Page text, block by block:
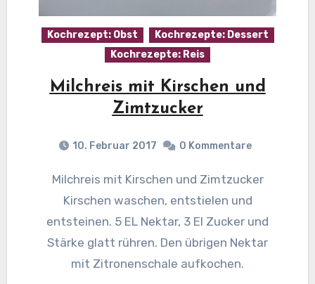
Kochrezept: Obst
Kochrezepte: Dessert
Kochrezepte: Reis
Milchreis mit Kirschen und
Zimtzucker
10. Februar 2017 0 Kommentare
Milchreis mit Kirschen und Zimtzucker
Kirschen waschen, entstielen und
entsteinen. 5 EL Nektar, 3 El Zucker und
Stärke glatt rühren. Den übrigen Nektar
mit Zitronenschale aufkochen.